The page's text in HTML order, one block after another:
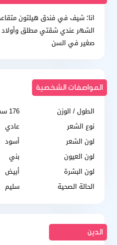
الشهر عندي شقتي مطلق
صغير في السن
المواصفات الشخصية
الطول / الوزن
176 سم / 79 كغ
نوع الشعر
عادي
لون الشعر
أسود
لون العيون
بني
لون البشرة
أبيض
الحالة الصحية
سليم
الدين